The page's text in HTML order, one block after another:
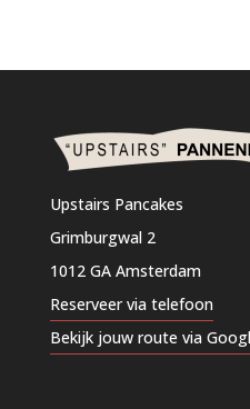
Upstairs Pancakes
Grimburgwal 2
1012 GA Amsterdam
Reserveer via telefoon
Bekijk jouw route via